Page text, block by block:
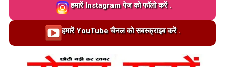
Loading…
हमारें Instagram पेज को फॉलो करें .
Loading…हमारें YouTube चैनल को सबस्क्राइब करें .